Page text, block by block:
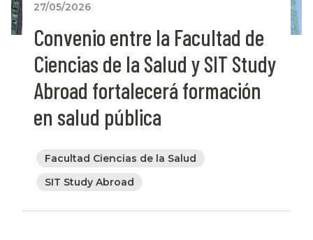
27/05/2026
Convenio entre la Facultad de
Ciencias de la Salud y SIT Study
Abroad fortalecerá formación
en salud pública
Facultad Ciencias de la Salud
SIT Study Abroad